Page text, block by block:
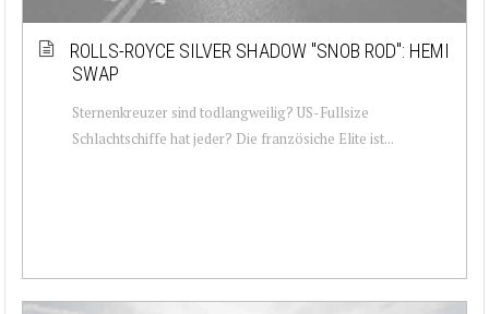
ROLLS-ROYCE SILVER SHADOW ''SNOB ROD'': HEMI
SWAP
Sternenkreuzer sind todlangweilig? US-Fullsize
Schlachtschiffe hat jeder? Die französiche Elite ist...